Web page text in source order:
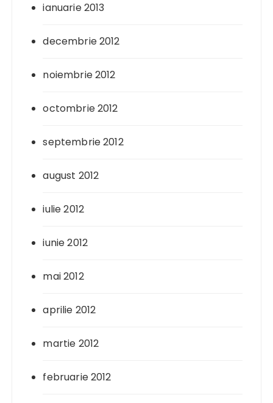
ianuarie 2013
decembrie 2012
noiembrie 2012
octombrie 2012
septembrie 2012
august 2012
iulie 2012
iunie 2012
mai 2012
aprilie 2012
martie 2012
februarie 2012